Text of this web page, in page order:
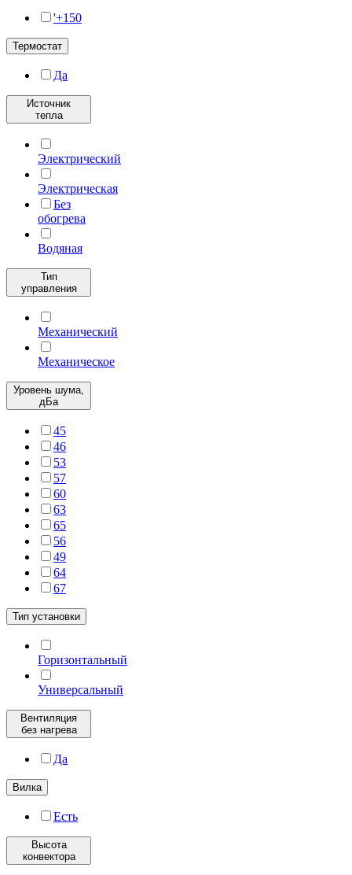
'+150
Термостат
Да
Источник
тепла
Электрический
Электрическая
Без
обогрева
Водяная
Тип
управления
Механический
Механическое
Уровень шума,
дБа
45
46
53
57
60
63
65
56
49
64
67
Тип установки
Горизонтальный
Универсальный
Вентиляция
без нагрева
Да
Вилка
Есть
Высота
конвектора